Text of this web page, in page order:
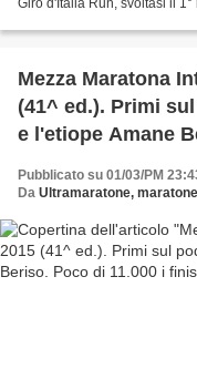
Mezza Maratona
(41^ ed.). Primi
e l'etiope Amane
Pubblicato su 01/03/PM
Da Ultramaratone,